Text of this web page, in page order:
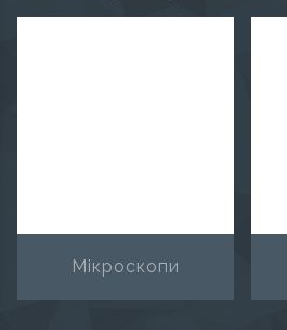
Мікроскопи